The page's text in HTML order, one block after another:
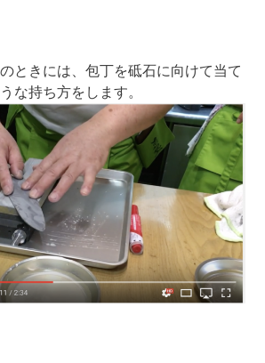
ときには、包丁を砥石に向けて当て
な持ち方をします。